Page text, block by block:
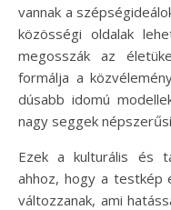
vannak a
közösségi oldalak
megosszák az
formálja a
dúsabb idomú
nagy seggek
Ezek a kulturális és
ahhoz, hogy a testkép
változzanak, ami